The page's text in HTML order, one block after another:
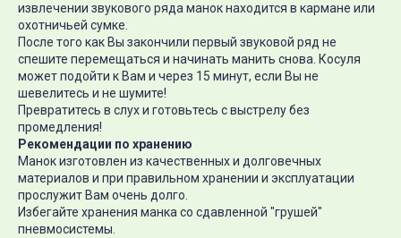
извлечении звукового ряда манок находится в кармане или
охотничьей сумке.
После того как Вы закончили первый звуковой ряд не
спешите перемещаться и начинать манить снова. Косуля
может подойти к Вам и через 15 минут, если Вы не
шевелитесь и не шумите!
Превратитесь в слух и готовьтесь с выстрелу без
промедления!
Рекомендации по хранению
Манок изготовлен из качественных и долговечных
материалов и при правильном хранении и эксплуатации
прослужит Вам очень долго.
Избегайте хранения манка со сдавленной "грушей"
пневмосистемы.